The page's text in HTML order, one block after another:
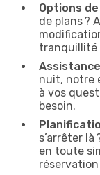
Options
de plans ?
tranquillité
nuit, notre
à vos
besoin.
s’arrêter
en toute